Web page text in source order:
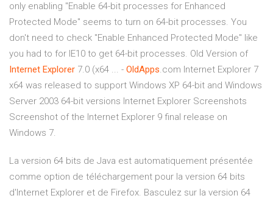
only enabling "Enable 64-bit processes for Enhanced
Protected Mode" seems to turn on 64-bit processes. You
don't need to check "Enable Enhanced Protected Mode" like
you had to for IE10 to get 64-bit processes. Old Version of
Internet Explorer 7.0 (x64 ... - OldApps.com Internet Explorer 7
x64 was released to support Windows XP 64-bit and Windows
Server 2003 64-bit versions Internet Explorer Screenshots
Screenshot of the Internet Explorer 9 final release on
Windows 7.
La version 64 bits de Java est automatiquement présentée
comme option de téléchargement pour la version 64 bits
d'Internet Explorer et de Firefox. Basculez sur la version 64